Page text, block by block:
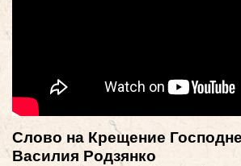
Слово на Крещение
Василия Родзянко